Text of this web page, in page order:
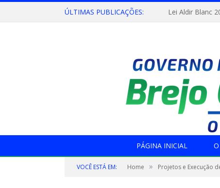
ÚLTIMAS PUBLICAÇÕES: Lei Aldir Blanc
PÁGINA INICIAL
VOCÊ ESTÁ EM: Home » Projetos e Execução